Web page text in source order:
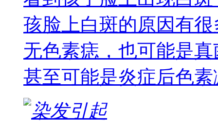
孩脸上白斑的原因有
无色素痣，也可能是
甚至可能是炎症后色